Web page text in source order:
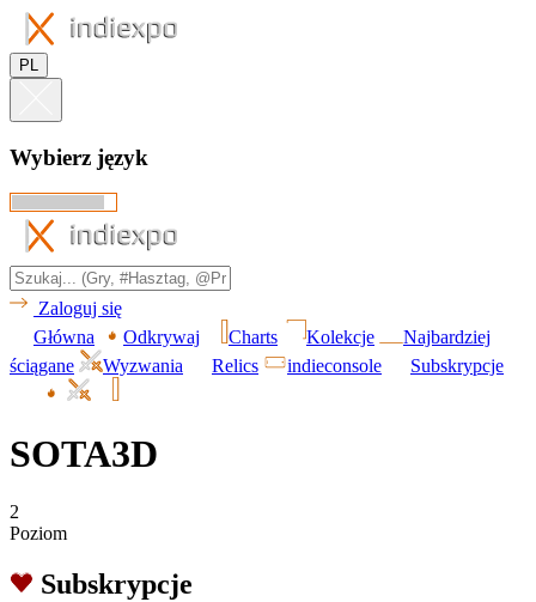
PL
Wybierz język
Zaloguj się
Główna
Odkrywaj Charts Kolekcje
Najbardziej
ściągane
Wyzwania Relics indieconsole Subskrypcje
SOTA3D
2
Poziom
Subskrypcje